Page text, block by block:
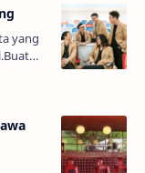
yang
…